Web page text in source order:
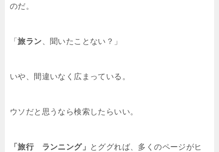
のだ。
「旅ラン 、聞いたことない？」
いや、間違いなく広まっている。
ウソだと思うなら検索したらいい。
「旅行 ランニング」
とググれば、多くのページがヒ